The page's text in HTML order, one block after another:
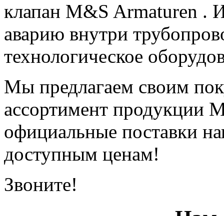
клапан M&S Armaturen .
аварию внутри
технологическое
Мы предлагаем своим
ассортимент продукции
официальные поставки
доступным ценам!
Звоните!